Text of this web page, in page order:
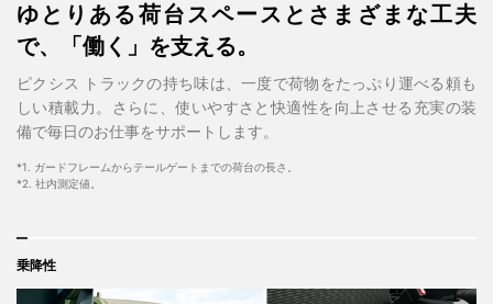
ゆとりある荷台スペースとさまざまな工夫
で、「働く」を支える。
ピクシス トラックの持ち味は、一度で荷物をたっぷり運べる頼も
しい積載力。さらに、使いやすさと快適性を向上させる充実の装
備で毎日のお仕事をサポートします。
*1. ガードフレームからテールゲートまでの荷台の長さ。
*2. 社内測定値。
乗降性